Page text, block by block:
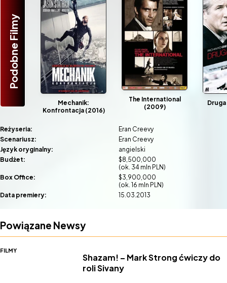
Podobne Filmy
Mechanik:
Konfrontacja (2016)
The International
(2009)
Reżyseria:
Eran Creevy
Scenariusz:
Eran Creevy
Język oryginalny:
angielski
Budżet:
$8,500,000
(ok. 34 mln PLN)
Box Office:
$3,900,000
(ok. 16 mln PLN)
Data premiery:
15.03.2013
Powiązane Newsy
FILMY
Shazam! – Mark Strong ćwiczy do
roli Sivany